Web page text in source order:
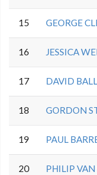
15 GEORGE
16 JESSICA
17 DAVID
18 GORDON
19 PAUL
20 PHILIP VAN